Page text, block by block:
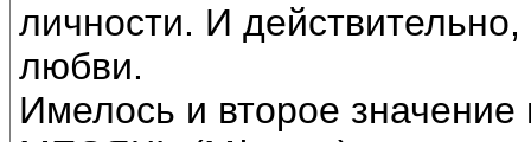
личности. И
любви.
Имелось и второе